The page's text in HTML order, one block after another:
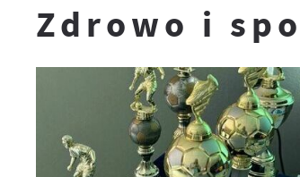
Zdrowo i